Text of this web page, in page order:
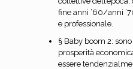
fine anni ‘60/anni
e professionale.
§ Baby boom 2:
prosperità
essere